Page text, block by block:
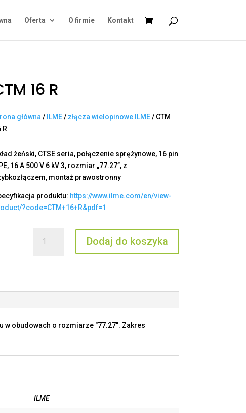
Oferta O firmie Kontakt
16 R
główna / ILME/ złącza wielopinowe ILME/ CTM
R
żeński, CTSE seria, połączenie sprężynowe, 16 pin
16 A 500 V 6 kV 3, rozmiar „77.27”, z
montaż prawostronny
produktu: https://www.ilme.com/en/view-
?code=CTM+16+R&pdf=1
CTM
Dodaj do koszyka
w obudowach o rozmiarze "77.27". Zakres
ILME